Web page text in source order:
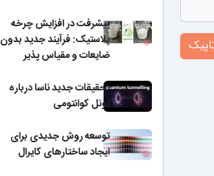
پیشرفت در افزایش چرخه
پلاستیک: فرآیند جدید بدون
ضایعات و مقیاس پذیر
تحقیقات جدید ناسا درباره
تونل کوانتومی
توسعه روش جدیدی برای
ایجاد ساختارهای کایرال